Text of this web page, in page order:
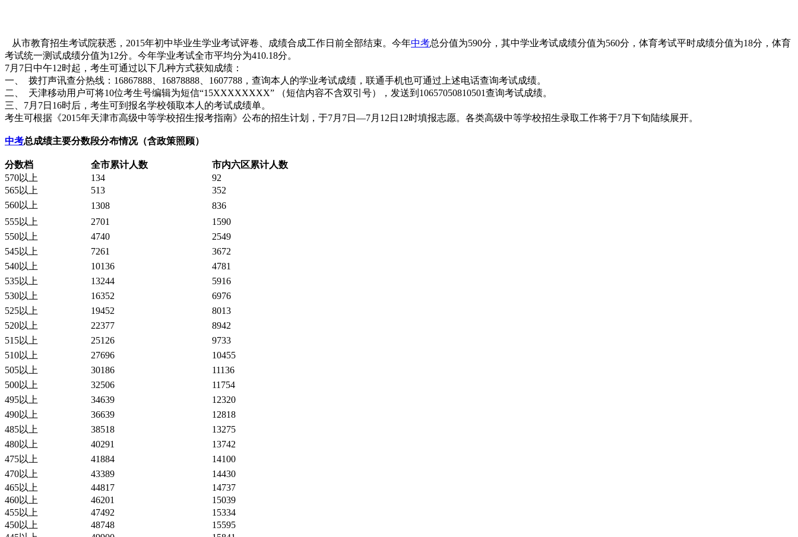
从市教育招生考试院获悉，2015年初中毕业生学业考试评卷、成绩合成工作日前全部结束。今年中考总分值为590分，其中学业考试成绩分值为560分，体育考试平时成绩分值为18分，体育
考试统一测试成绩分值为12分。今年学业考试全市平均分为410.18分。
7月7日中午12时起，考生可通过以下几种方式获知成绩：
一、 拨打声讯查分热线：16867888、16878888、1607788，查询本人的学业考试成绩，联通手机也可通过上述电话查询考试成绩。
二、 天津移动用户可将10位考生号编辑为短信“15XXXXXXXX” （短信内容不含双引号），发送到10657050810501查询考试成绩。
三、7月7日16时后，考生可到报名学校领取本人的考试成绩单。
考生可根据《2015年天津市高级中等学校招生报考指南》公布的招生计划，于7月7日—7月12日12时填报志愿。各类高级中等学校招生录取工作将于7月下旬陆续展开。
中考总成绩主要分数段分布情况（含政策照顾）
分数档 全市累计人数
市内六区累计人数
570以上
134
92
565以上
513
352
560以上
1308
836
555以上
2701
1590
550以上
4740
2549
545以上
7261
3672
540以上
10136
4781
535以上
13244
5916
530以上
16352
6976
525以上
19452
8013
520以上
22377
8942
515以上
25126
9733
510以上
27696
10455
505以上
30186
11136
500以上
32506
11754
495以上
34639
12320
490以上
36639
12818
485以上
38518
13275
480以上
40291
13742
475以上
41884
14100
470以上
43389
14430
465以上
44817
14737
460以上
46201
15039
455以上
47492
15334
450以上
48748
15595